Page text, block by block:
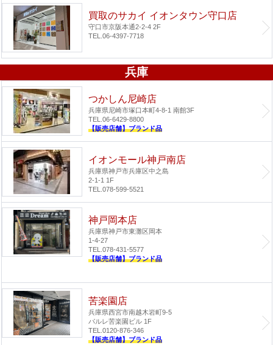
買取のサカイ イオンタウン守口店
守口市京阪本通2-2-4 2F
TEL.06-4397-7718
兵庫
つかしん尼崎店
兵庫県尼崎市塚口本町4-8-1 南館3F
TEL.06-6429-8800
【販売店舗】ブランド品
イオンモール神戸南店
兵庫県神戸市兵庫区中之島
2-1-1 1F
TEL.078-599-5521
神戸岡本店
兵庫県神戸市東灘区岡本
1-4-27
TEL.078-431-5577
【販売店舗】ブランド品
苦楽園店
兵庫県西宮市南越木岩町9-5
パルレ苦楽園ビル 1F
TEL.0120-876-346
【販売店舗】ブランド品